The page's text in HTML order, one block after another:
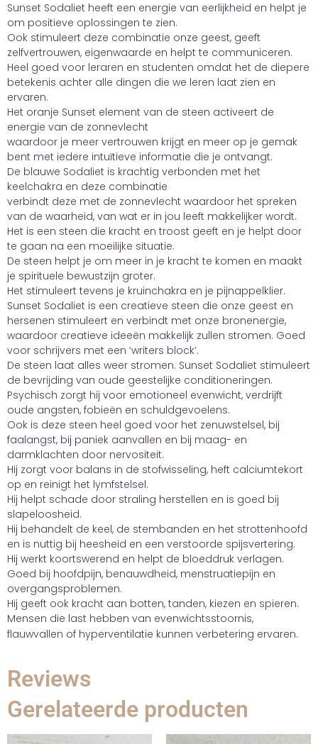
Sunset Sodaliet heeft een energie van eerlijkheid en helpt je
om positieve oplossingen te zien.
Ook stimuleert deze combinatie onze geest, geeft
zelfvertrouwen, eigenwaarde en helpt te communiceren.
Heel goed voor leraren en studenten omdat het de diepere
betekenis achter alle dingen die we leren laat zien en
ervaren.
Het oranje Sunset element van de steen activeert de
energie van de zonnevlecht
waardoor je meer vertrouwen krijgt en meer op je gemak
bent met iedere intuïtieve informatie die je ontvangt.
De blauwe Sodaliet is krachtig verbonden met het
keelchakra en deze combinatie
verbindt deze met de zonnevlecht waardoor het spreken
van de waarheid, van wat er in jou leeft makkelijker wordt.
Het is een steen die kracht en troost geeft en je helpt door
te gaan na een moeilijke situatie.
De steen helpt je om meer in je kracht te komen en maakt
je spirituele bewustzijn groter.
Het stimuleert tevens je kruinchakra en je pijnappelklier.
Sunset Sodaliet is een creatieve steen die onze geest en
hersenen stimuleert en verbindt met onze bronenergie,
waardoor creatieve ideeën makkelijk zullen stromen. Goed
voor schrijvers met een ‘writers block’.
De steen laat alles weer stromen. Sunset Sodaliet stimuleert
de bevrijding van oude geestelijke conditioneringen.
Psychisch zorgt hij voor emotioneel evenwicht, verdrijft
oude angsten, fobieën en schuldgevoelens.
Ook is deze steen heel goed voor het zenuwstelsel, bij
faalangst, bij paniek aanvallen en bij maag- en
darmklachten door nervositeit.
Hij zorgt voor balans in de stofwisseling, heft calciumtekort
op en reinigt het lymfstelsel.
Hij helpt schade door straling herstellen en is goed bij
slapeloosheid.
Hij behandelt de keel, de stembanden en het strottenhoofd
en is nuttig bij heesheid en een verstoorde spijsvertering.
Hij werkt koortswerend en helpt de bloeddruk verlagen.
Goed bij hoofdpijn, benauwdheid, menstruatiepijn en
overgangsproblemen.
Hij geeft ook kracht aan botten, tanden, kiezen en spieren.
Mensen die last hebben van evenwichtsstoornis,
flauwvallen of hyperventilatie kunnen verbetering ervaren.
Reviews
Gerelateerde producten